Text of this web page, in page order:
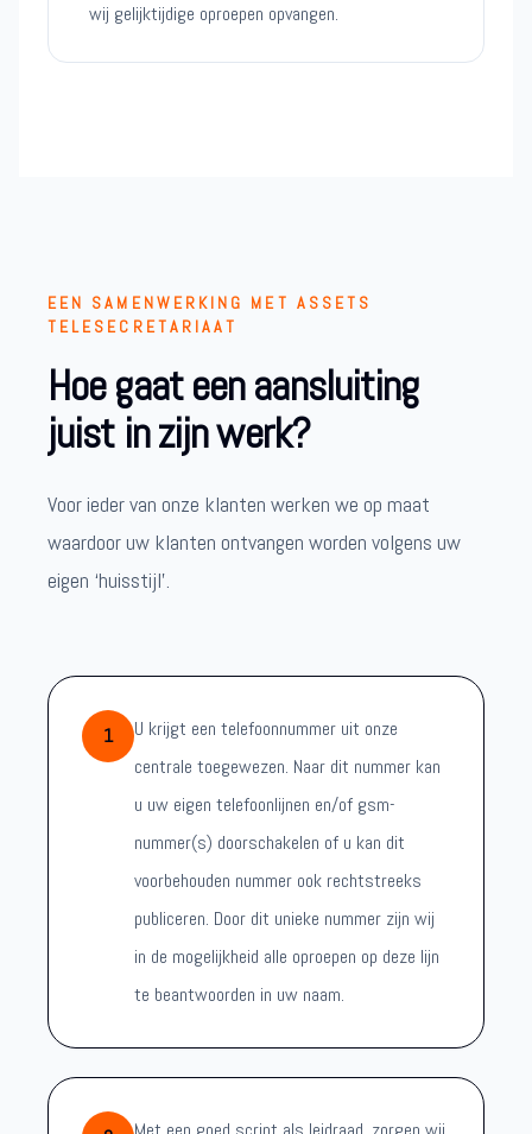
wij gelijktijdige oproepen opvangen.
EEN SAMENWERKING MET ASSETS
TELESECRETARIAAT
Hoe gaat een aansluiting
juist in zijn werk?
Voor ieder van onze klanten werken we op maat
waardoor uw klanten ontvangen worden volgens uw
eigen ‘huisstijl’.
1
U krijgt een telefoonnummer uit onze
centrale toegewezen. Naar dit nummer kan
u uw eigen telefoonlijnen en/of gsm-
nummer(s) doorschakelen of u kan dit
voorbehouden nummer ook rechtstreeks
publiceren. Door dit unieke nummer zijn wij
in de mogelijkheid alle oproepen op deze lijn
te beantwoorden in uw naam.